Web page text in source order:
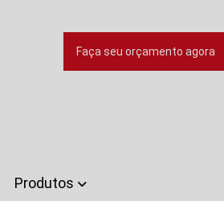
Faça seu orçamento agora
Produtos